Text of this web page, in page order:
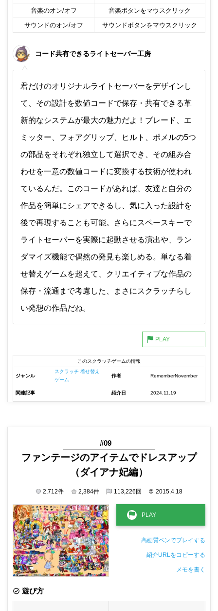
音楽のオン/オフ
音楽ボタンをマウスクリック
サウンドのオン/オフ
サウンドボタンをマウスクリック
コード共有できるライトセーバー工房
君だけのオリジナルライトセーバーをデザインし
て、その設計を数値コードで保存・共有できる革
新的なシステムが最大の魅力だよ！ブレード、エ
ミッター、フォアグリップ、ヒルト、ポメルの5つ
の部品をそれぞれ独立して選択でき、その組み合
わせを一意の数値コードに変換する技術が使われ
ているんだ。このコードがあれば、友達と自分の
作品を簡単にシェアできるし、気に入った設計を
後で再現することも可能。さらにスペースキーで
ライトセーバーを実際に起動させる演出や、ラン
ダマイズ機能で偶然の発見も楽しめる。単なる着
せ替えゲームを超えて、クリエイティブな作品の
保存・流通まで考慮した、まさにスクラッチらし
い発想の作品だね。
このスクラッチゲームの情報
ジャンル
スクラッチ 着せ替え
ゲーム
作者 RememberNovember
関連記事 紹介日 2024.11.19
#09
ファンテージのアイテムでドレスアップ
（ダイアナ妃編）
2,712件 2,384件 113,226回 © 2015.4.18
高画質ペンでプレイする
紹介URLをコピーする
メモを書く
遊び方